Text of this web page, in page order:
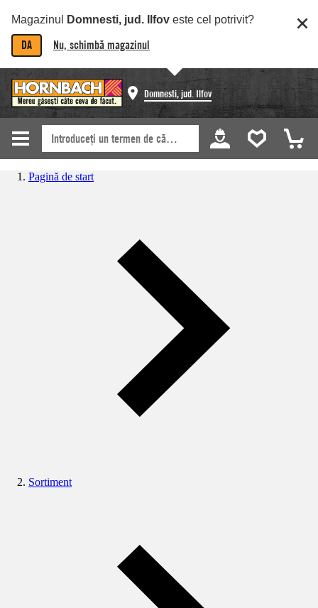
Magazinul Domnesti, jud. Ilfov este cel potrivit?
DA Nu, schimbă magazinul
Domnesti, jud. Ilfov
Pagină de start
Sortiment